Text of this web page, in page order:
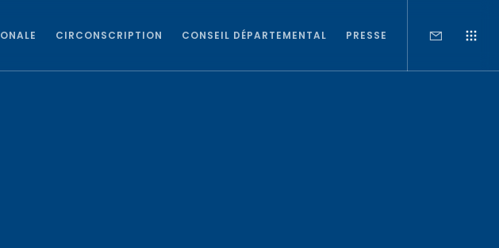
CIRCONSCRIPTION CONSEIL DÉPARTEMENTAL PRESSE